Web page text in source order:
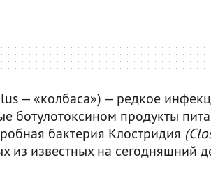
— «колбаса») — редкое
ботулотоксином продукты
бактерия Клостридия
из известных на сегодняшний